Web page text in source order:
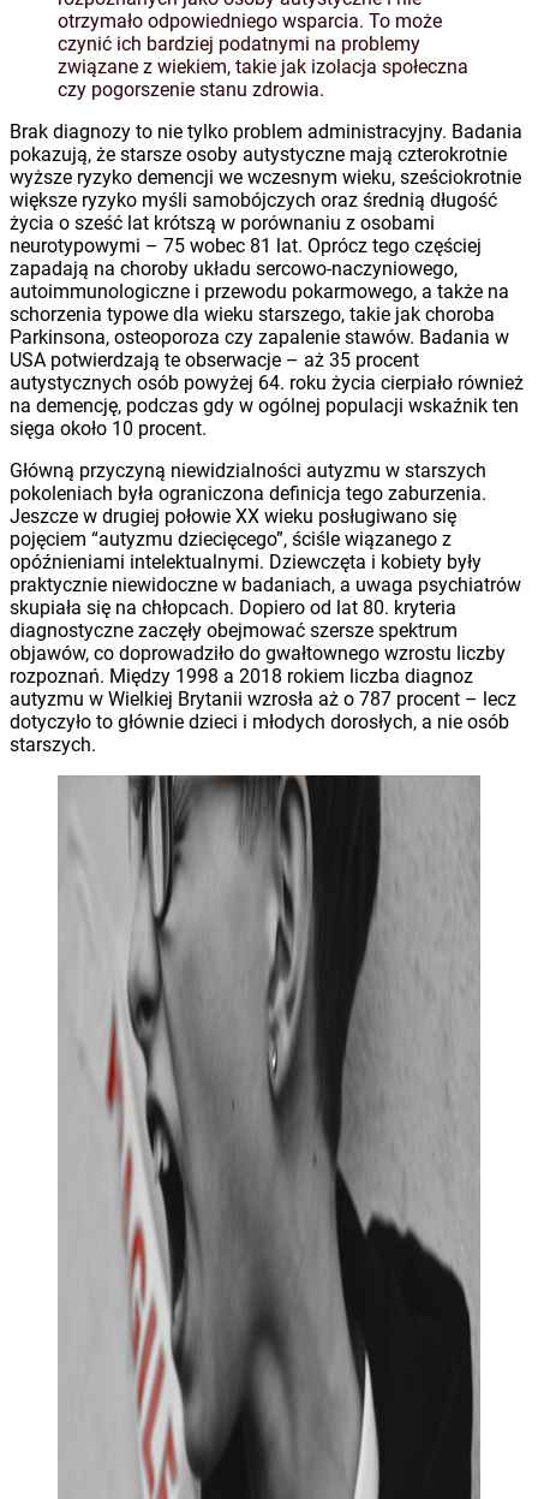
otrzymało odpowiedniego wsparcia. To może
czynić ich bardziej podatnymi na problemy
związane z wiekiem, takie jak izolacja społeczna
czy pogorszenie stanu zdrowia.
Brak diagnozy to nie tylko problem administracyjny. Badania
pokazują, że starsze osoby autystyczne mają czterokrotnie
wyższe ryzyko demencji we wczesnym wieku, sześciokrotnie
większe ryzyko myśli samobójczych oraz średnią długość
życia o sześć lat krótszą w porównaniu z osobami
neurotypowymi – 75 wobec 81 lat. Oprócz tego częściej
zapadają na choroby układu sercowo-naczyniowego,
autoimmunologiczne i przewodu pokarmowego, a także na
schorzenia typowe dla wieku starszego, takie jak choroba
Parkinsona, osteoporoza czy zapalenie stawów. Badania w
USA potwierdzają te obserwacje – aż 35 procent
autystycznych osób powyżej 64. roku życia cierpiało również
na demencję, podczas gdy w ogólnej populacji wskaźnik ten
sięga około 10 procent.
Główną przyczyną niewidzialności autyzmu w starszych
pokoleniach była ograniczona definicja tego zaburzenia.
Jeszcze w drugiej połowie XX wieku posługiwano się
pojęciem “autyzmu dziecięcego”, ściśle wiązanego z
opóźnieniami intelektualnymi. Dziewczęta i kobiety były
praktycznie niewidoczne w badaniach, a uwaga psychiatrów
skupiała się na chłopcach. Dopiero od lat 80. kryteria
diagnostyczne zaczęły obejmować szersze spektrum
objawów, co doprowadziło do gwałtownego wzrostu liczby
rozpoznań. Między 1998 a 2018 rokiem liczba diagnoz
autyzmu w Wielkiej Brytanii wzrosła aż o 787 procent – lecz
dotyczyło to głównie dzieci i młodych dorosłych, a nie osób
starszych.